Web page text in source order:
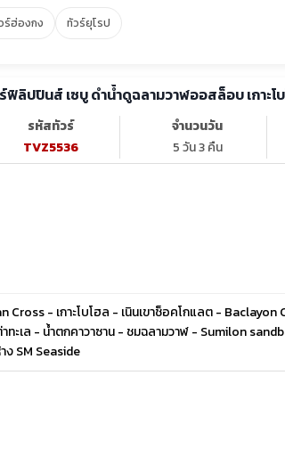
ร์ฮ่องกง ทัวร์ยุโรป
ฟิลิปปินส์ เซบู ดำน้ำดูฉลามวาฬออสล็อบ เกาะโ
รหัสทัวร์
TVZ5536
จำนวนวัน
5 วัน 3 คืน
- เกาะโบโฮล - เนินเขาช็อคโกแลต - Baclayon
ะเล - น้ำตกคาวาซาน - ชมฉลามวาฬ - Sumilon
SM Seaside